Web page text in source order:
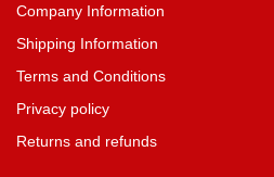
Company Information
Shipping Information
Terms and Conditions
Privacy policy
Returns and refunds